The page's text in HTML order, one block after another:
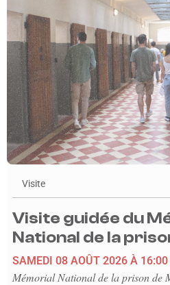
Visite
Visite guidée du
National de la
SAMEDI 08 AOÛT 2026 À 16:00
Mémorial National de la prison de